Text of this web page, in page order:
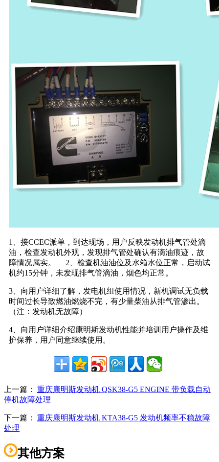
1、接CCEC派单，到达现场，用户反映发动机排气管处滴
油，检查发动机外观，发现排气管处确认有滴油痕迹，故
障情况属实。 2、检查机油油位及水箱水位正常，启动试
机约15分钟，未发现排气管滴油，烟色均正常。
3、向用户详细了解，发电机组使用情况，新机调试无负载
时间过长导致燃油燃烧不完，有少量柴油从排气管渗出。
（注：发动机无故障）
4、向用户详细介绍康明斯发动机性能并培训用户操作及维
护保养，用户同意继续使用。
上一篇： 重庆康明斯发动机 QSK38-G5 ENGINE 带负载自动
停机故障处理
下一篇： 重庆康明斯发动机 KTA38-G5 发动机频率不稳故障
处理
其他方案